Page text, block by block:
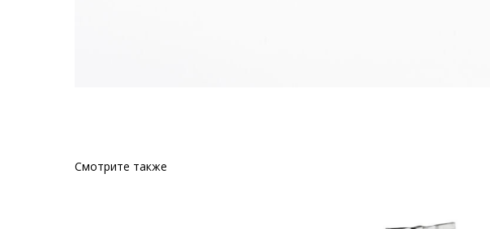
Смотрите также